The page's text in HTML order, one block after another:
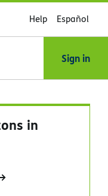
Help Español
Sign in
in